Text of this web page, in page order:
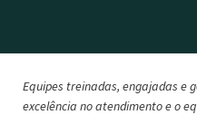
Equipes treinadas, engajadas e
excelência no atendimentoeo